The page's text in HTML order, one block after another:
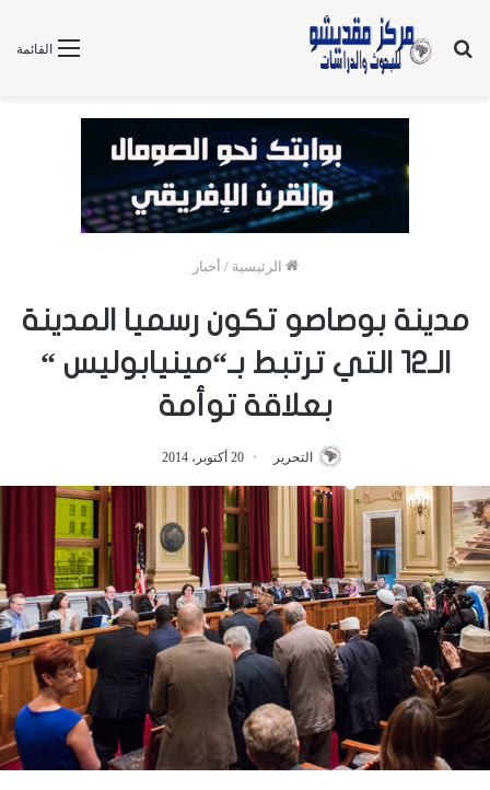
القائمة
بحث
الرئيسية / أخبار
مدينة بوصاصو تكون رسميا المدينة
الـ12 التي ترتبط بـ“مينيابوليس “
بعلاقة توأمة
التحرير 20 أكتوبر، 2014